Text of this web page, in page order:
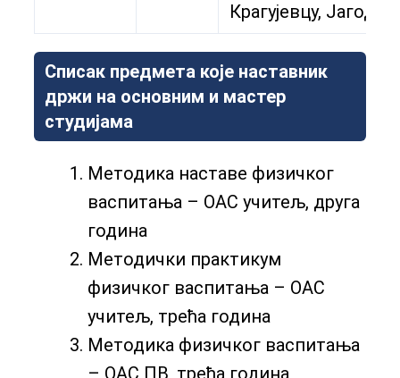
Крагујевцу,
Списак предмета које наставник
држи на основним и мастер
студијама
Методика наставе физичког
васпитања – ОАС учитељ, друга
година
Методички практикум
физичког васпитања – ОАС
учитељ, трећа година
Методика физичког васпитања